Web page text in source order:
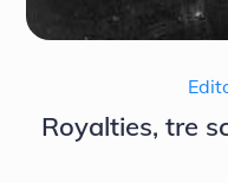
Royalties, tre